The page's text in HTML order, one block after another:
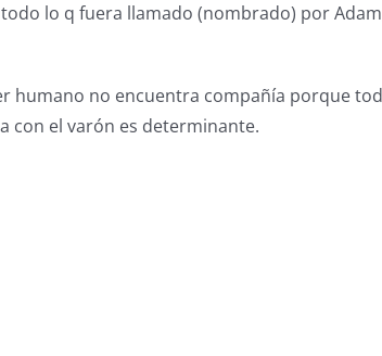
lo q fuera llamado (nombrado) por
humano no encuentra compañía porque
con el varón es determinante.